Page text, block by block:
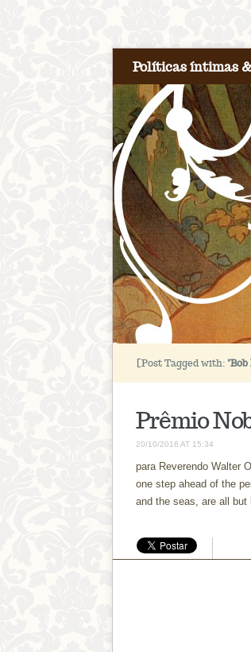
Políticas íntimas
[Post Tagged with:
Prêmio
20/10/2016 AT 15:34
para Reverendo Walter
one step ahead of the
and the seas, are all